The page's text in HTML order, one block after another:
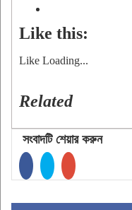
Like this:
Like Loading...
Related
সংবাদটি শেয়ার করুন